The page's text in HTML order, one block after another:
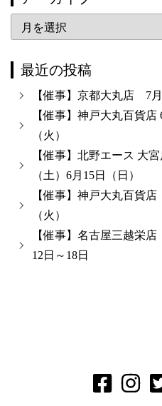
ー
カ
イ
ブ
最近の投稿
【催事】京都大丸店 7
【催事】神戸大丸百貨店
（火）
【催事】北野エース 大
（土）6月15日（日）
【催事】神戸大丸百貨
（火）
【催事】名古屋三越栄店
12日～18日